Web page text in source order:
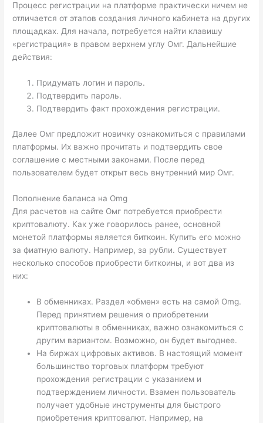
Процесс регистрации на платформе практически ничем не
отличается от этапов создания личного кабинета на других
площадках. Для начала, потребуется найти клавишу
«регистрация» в правом верхнем углу Омг. Дальнейшие
действия:
Придумать логин и пароль.
Подтвердить пароль.
Подтвердить факт прохождения регистрации.
Далее Омг предложит новичку ознакомиться с правилами
платформы. Их важно прочитать и подтвердить свое
соглашение с местными законами. После перед
пользователем будет открыт весь внутренний мир Омг.
Пополнение баланса на Omg
Для расчетов на сайте Омг потребуется приобрести
криптовалюту. Как уже говорилось ранее, основной
монетой платформы является биткоин. Купить его можно
за фиатную валюту. Например, за рубли. Существует
несколько способов приобрести биткоины, и вот два из
них:
В обменниках. Раздел «обмен» есть на самой Omg.
Перед принятием решения о приобретении
криптовалюты в обменниках, важно ознакомиться с
другим вариантом. Возможно, он будет выгоднее.
На биржах цифровых активов. В настоящий момент
большинство торговых платформ требуют
прохождения регистрации с указанием и
подтверждением личности. Взамен пользователь
получает удобные инструменты для быстрого
приобретения криптовалют. Например, на